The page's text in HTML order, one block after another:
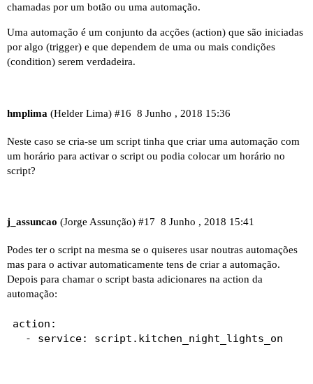
chamadas por um botão ou uma automação.
Uma automação é um conjunto da acções (action) que são iniciadas
por algo (trigger) e que dependem de uma ou mais condições
(condition) serem verdadeira.
hmplima (Helder Lima) 8 Junho , 2018 15:36
#16
Neste caso se cria-se um script tinha que criar uma automação com
um horário para activar o script ou podia colocar um horário no
script?
j_assuncao (Jorge Assunção) 8 Junho , 2018 15:41
#17
Podes ter o script na mesma se o quiseres usar noutras automações
mas para o activar automaticamente tens de criar a automação.
Depois para chamar o script basta adicionares na action da
automação:
action:
  - service: script.kitchen_night_lights_on